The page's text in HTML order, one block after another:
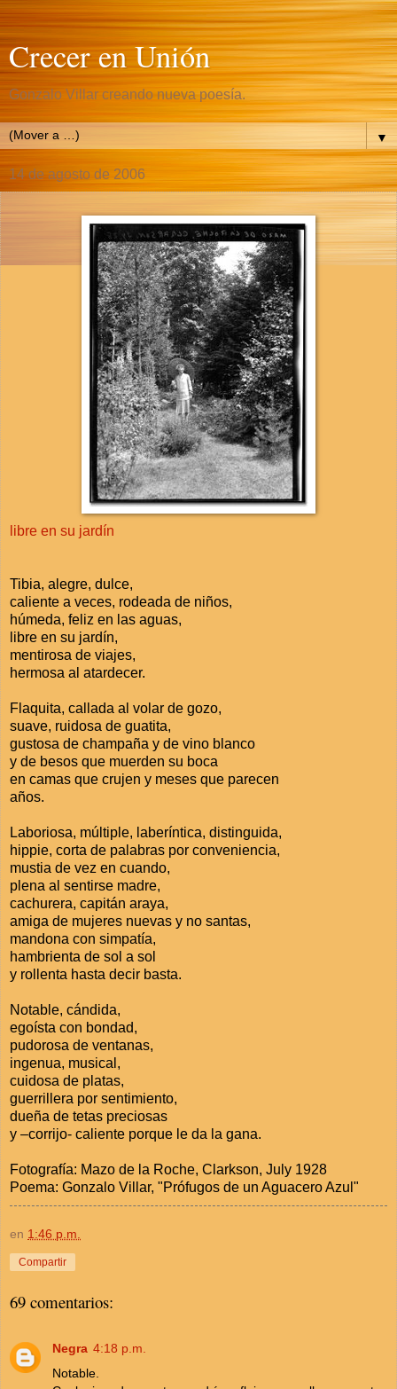
Crecer en Unión
Gonzalo Villar creando nueva poesía.
▼
14 de agosto de 2006
libre en su jardín
Tibia, alegre, dulce,
caliente a veces, rodeada de niños,
húmeda, feliz en las aguas,
libre en su jardín,
mentirosa de viajes,
hermosa al atardecer.
Flaquita, callada al volar de gozo,
suave, ruidosa de guatita,
gustosa de champaña y de vino blanco
y de besos que muerden su boca
en camas que crujen y meses que parecen
años.
Laboriosa, múltiple, laberíntica, distinguida,
hippie, corta de palabras por conveniencia,
mustia de vez en cuando,
plena al sentirse madre,
cachurera, capitán araya,
amiga de mujeres nuevas y no santas,
mandona con simpatía,
hambrienta de sol a sol
y rollenta hasta decir basta.
Notable, cándida,
egoísta con bondad,
pudorosa de ventanas,
ingenua, musical,
cuidosa de platas,
guerrillera por sentimiento,
dueña de tetas preciosas
y –corrijo- caliente porque le da la gana.
Fotografía: Mazo de la Roche, Clarkson, July 1928
Poema: Gonzalo Villar, "Prófugos de un Aguacero Azul"
en 1:46 p.m.
Compartir
69 comentarios:
Negra 4:18 p.m.
Notable.